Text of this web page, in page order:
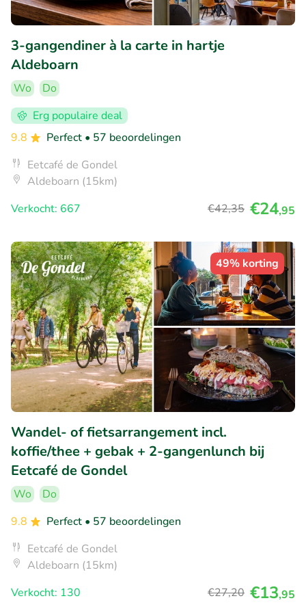
3-gangendiner à la carte in hartje
Aldeboarn
Wo
Do
Erg populaire deal
9.8
Perfect • 57 beoordelingen
Eetcafé de Gondel
Aldeboarn (15km)
Verkocht: 667
€42,35 €24,95
49% korting
Wandel- of fietsarrangement incl.
koffie/thee + gebak + 2-gangenlunch bij
Eetcafé de Gondel
Wo
Do
9.8
Perfect • 57 beoordelingen
Eetcafé de Gondel
Aldeboarn (15km)
Verkocht: 130
€27,20 €13,95